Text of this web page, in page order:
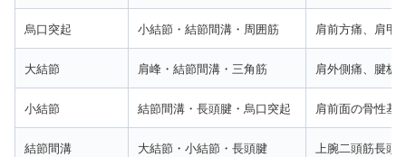
烏口突起 小結節・結節間溝・周囲筋 肩前方痛、肩甲
大結節 肩峰・結節間溝・三角筋 肩外側痛、腱板
小結節 結節間溝・長頭腱・烏口突起 肩前面の骨性基
結節間溝 大結節・小結節・長頭腱 上腕二頭筋長頭